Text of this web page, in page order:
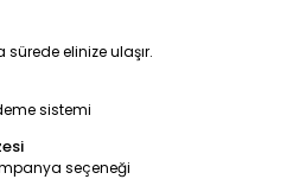
sürede elinize ulaşır.
sistemi
seçeneği